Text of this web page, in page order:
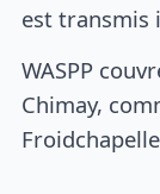
est transmis
WASPP
Chimay,